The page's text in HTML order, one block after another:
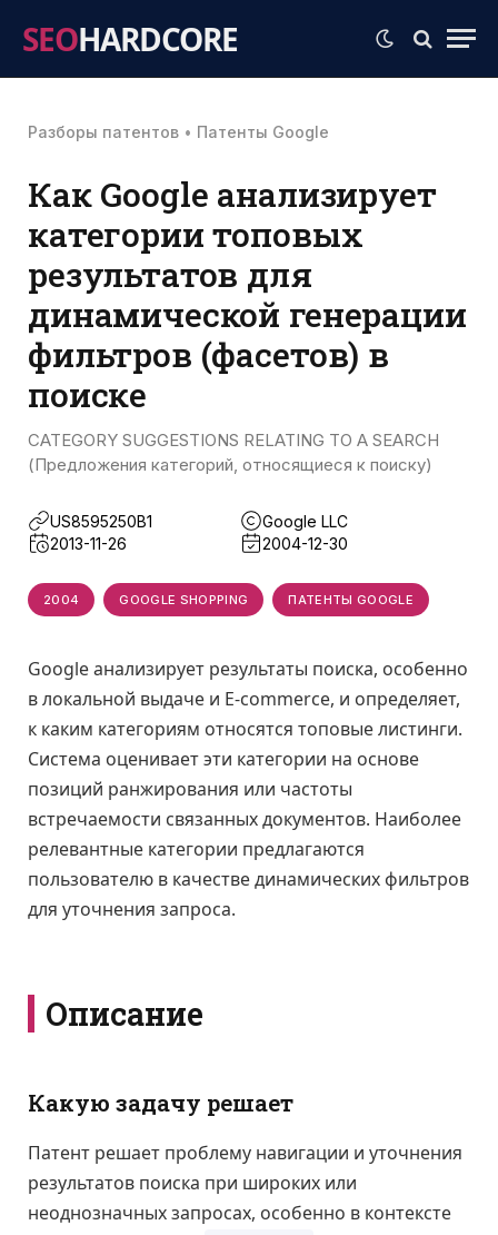
SEOHARDCORE
Разборы патентов • Патенты Google
Как Google анализирует
категории топовых
результатов для
динамической генерации
фильтров (фасетов) в
поиске
CATEGORY SUGGESTIONS RELATING TO A SEARCH
(Предложения категорий, относящиеся к поиску)
US8595250B1
Google LLC
2013-11-26
2004-12-30
2004 GOOGLE SHOPPING ПАТЕНТЫ GOOGLE
Google анализирует результаты поиска, особенно
в локальной выдаче и E-commerce, и определяет,
к каким категориям относятся топовые листинги.
Система оценивает эти категории на основе
позиций ранжирования или частоты
встречаемости связанных документов. Наиболее
релевантные категории предлагаются
пользователю в качестве динамических фильтров
для уточнения запроса.
Описание
Какую задачу решает
Патент решает проблему навигации и уточнения
результатов поиска при широких или
неоднозначных запросах, особенно в контексте